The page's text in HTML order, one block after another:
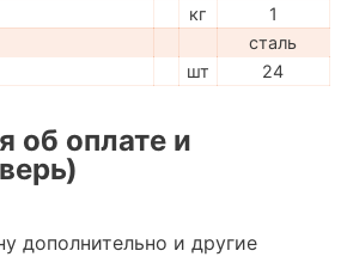
кг
1
сталь
шт 24
об оплате и
дополнительно и другие